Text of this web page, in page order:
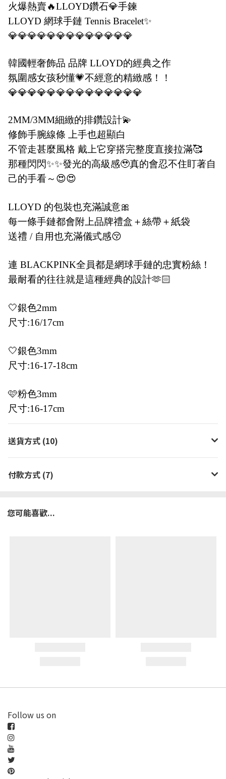
火爆熱賣🔥LLOYD鑽石💎手鍊
LLOYD 網球手鏈 Tennis Bracelet✨
💎💎💎💎💎💎💎💎💎💎💎💎💎
韓國輕奢飾品 品牌 LLOYD的經典之作
氛圍感女孩秒懂💗不經意的精緻感！！
💎💎💎💎💎💎💎💎💎💎💎💎💎💎
2MM/3MM細緻的排鑽設計💫
修飾手腕線條 上手也超顯白
不管走甚麼風格 戴上它穿搭完整度直接拉滿🥰
那種閃閃✨✨發光的高級感🥹真的會忍不住盯著自
己的手看～😍😍
LLOYD 的包裝也充滿誠意🎀
每一條手鏈都會附上品牌禮盒＋絲帶＋紙袋
送禮 / 自用也充滿儀式感😚
連 BLACKPINK全員都是網球手鏈的忠實粉絲！
最耐看的往往就是這種經典的設計🫶🏻
🤍銀色2mm
尺寸:16/17cm
🤍銀色3mm
尺寸:16-17-18cm
🩷粉色3mm
尺寸:16-17cm
送貨方式 (10)
付款方式 (7)
您可能喜歡...
Follow us on